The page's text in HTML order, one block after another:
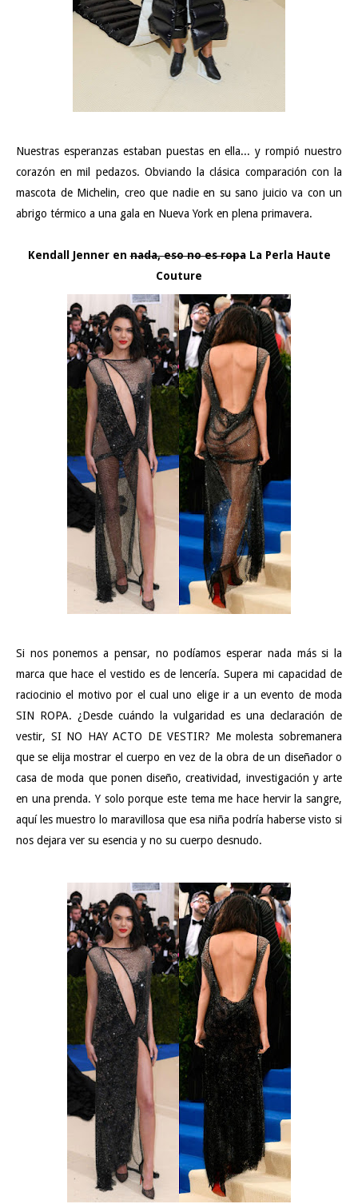
Nuestras esperanzas estaban puestas en ella... y rompió nuestro
corazón en mil pedazos. Obviando la clásica comparación con la
mascota de Michelin, creo que nadie en su sano juicio va con un
abrigo térmico a una gala en Nueva York en plena primavera.
Kendall Jenner ennada, eso no es ropaLa Perla Haute
Couture
Si nos ponemos a pensar, no podíamos esperar nada más si la
marca que hace el vestido es de lencería. Supera mi capacidad de
raciocinio el motivo por el cual uno elige ir a un evento de moda
SIN ROPA. ¿Desde cuándo la vulgaridad es una declaración de
vestir, SI NO HAY ACTO DE VESTIR? Me molesta sobremanera
que se elija mostrar el cuerpo en vez de la obra de un diseñador o
casa de moda que ponen diseño, creatividad, investigación y arte
en una prenda. Y solo porque este tema me hace hervir la sangre,
aquí les muestro lo maravillosa que esa niña podría haberse visto si
nos dejara ver su esencia y no su cuerpo desnudo.